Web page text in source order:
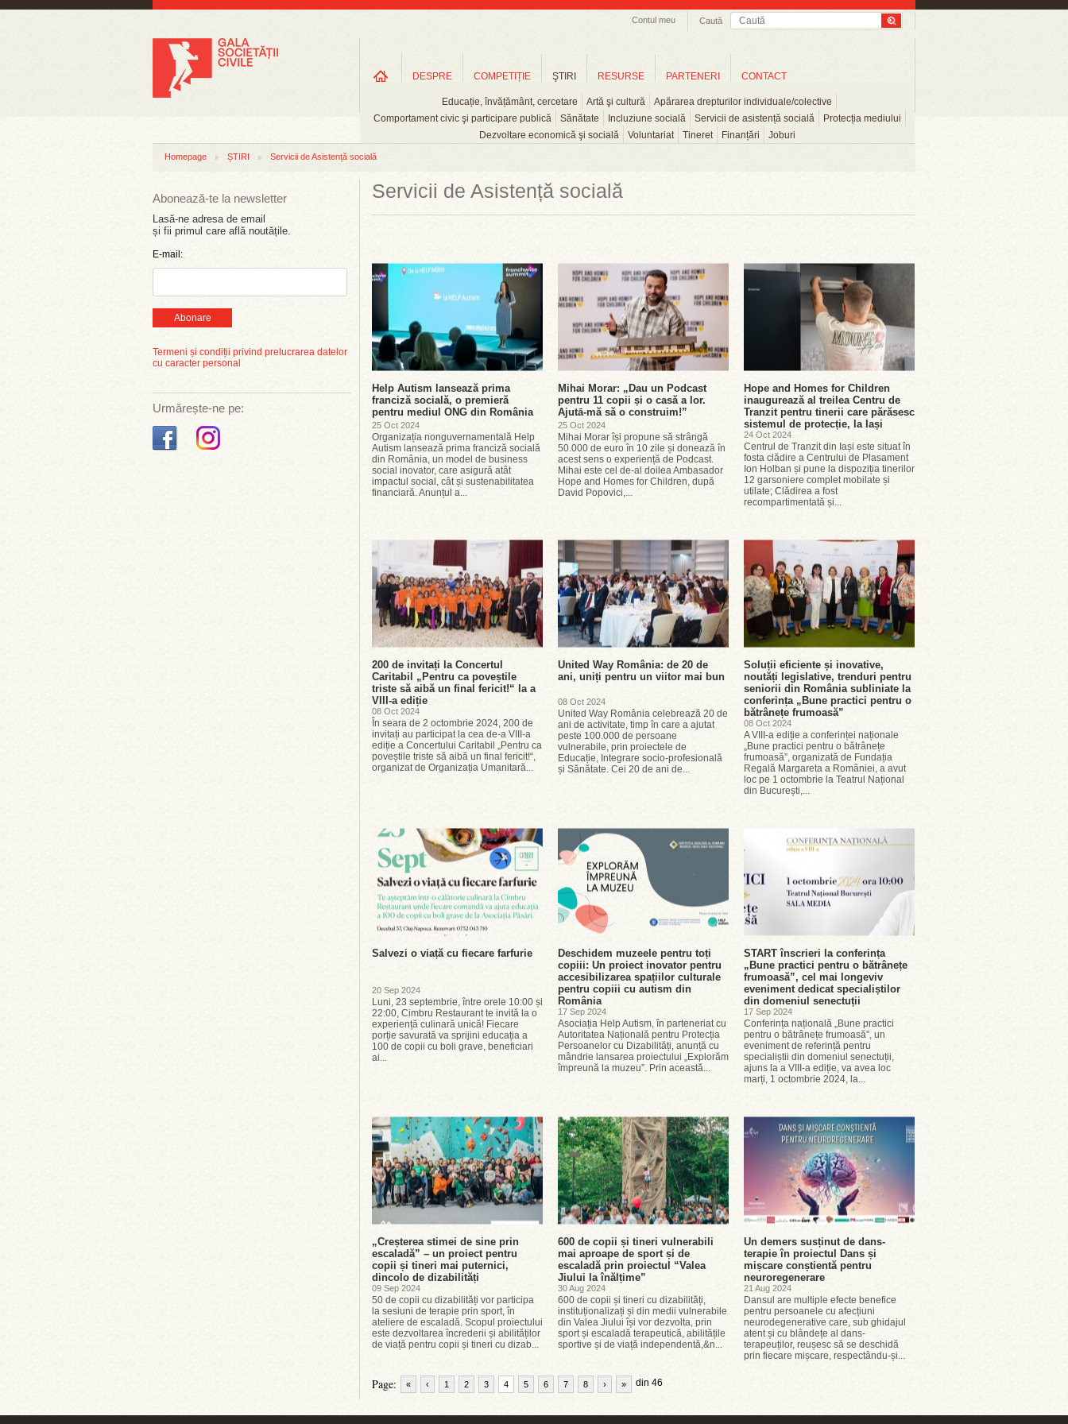
Caută
Contul meu
DESPRE COMPETIȚIE ŞTIRI
Educație, învățământ, cercetare Artă şi cultură
Apărarea drepturilor individuale/colective
Comportament civic şi participare publică
Sănătate Incluziune socială Servicii de asistență socială
Protecția mediului
Dezvoltare economică şi socială
Voluntariat Tineret Finanțări Joburi
RESURSE PARTENERI CONTACT
Homepage ȘTIRI Servicii de Asistență socială
Abonează-te la newsletter
Lasă-ne adresa de email
și fii primul care află noutățile.
E-mail:
Abonare
Termeni și condiții privind prelucrarea datelor
cu caracter personal
Urmărește-ne pe:
Servicii de Asistență socială
Help Autism lansează prima
franciză socială, o premieră
pentru mediul ONG din România
25 Oct 2024
Organizația nonguvernamentală Help
Autism lansează prima franciză socială
din România, un model de business
social inovator, care asigură atât
impactul social, cât și sustenabilitatea
financiară. Anunțul a...
Mihai Morar: „Dau un Podcast
pentru 11 copii și o casă a lor.
Ajutā-mă să o construim!”
25 Oct 2024
Mihai Morar își propune să strângă
50.000 de euro în 10 zile și donează în
acest sens o experiență de Podcast.
Mihai este cel de-al doilea Ambasador
Hope and Homes for Children, după
David Popovici,...
Hope and Homes for Children
inaugurează al treilea Centru de
Tranzit pentru tinerii care părăsesc
sistemul de protecție, la Iași
24 Oct 2024
Centrul de Tranzit din Iași este situat în
fosta clădire a Centrului de Plasament
Ion Holban și pune la dispoziția tinerilor
12 garsoniere complet mobilate și
utilate; Clădirea a fost
recompartimentată și...
200 de invitați la Concertul
Caritabil „Pentru ca poveștile
triste să aibă un final fericit!“ la a
VIII-a ediție
08 Oct 2024
În seara de 2 octombrie 2024, 200 de
invitați au participat la cea de-a VIII-a
ediție a Concertului Caritabil „Pentru ca
poveștile triste să aibă un final fericit!“,
organizat de Organizația Umanitară...
United Way România: de 20 de
ani, uniți pentru un viitor mai bun
08 Oct 2024
United Way România celebrează 20 de
ani de activitate, timp în care a ajutat
peste 100.000 de persoane
vulnerabile, prin proiectele de
Educație, Integrare socio-profesională
și Sănătate. Cei 20 de ani de...
Soluții eficiente și inovative,
noutăți legislative, trenduri pentru
seniorii din România subliniate la
conferința „Bune practici pentru o
bătrânețe frumoasă”
08 Oct 2024
A VIII-a ediție a conferinței naționale
„Bune practici pentru o bătrânețe
frumoasă”, organizată de Fundația
Regală Margareta a României, a avut
loc pe 1 octombrie la Teatrul Național
din București,...
Salvezi o viață cu fiecare farfurie
20 Sep 2024
Luni, 23 septembrie, între orele 10:00 și
22:00, Cimbru Restaurant te invită la o
experiență culinară unică! Fiecare
porție savurată va sprijini educația a
100 de copii cu boli grave, beneficiari
ai...
Deschidem muzeele pentru toți
copiii: Un proiect inovator pentru
accesibilizarea spațiilor culturale
pentru copiii cu autism din
România
17 Sep 2024
Asociația Help Autism, în parteneriat cu
Autoritatea Națională pentru Protecția
Persoanelor cu Dizabilități, anunță cu
mândrie lansarea proiectului „Explorăm
împreună la muzeu”. Prin această...
START înscrieri la conferința
„Bune practici pentru o bătrânețe
frumoasă”, cel mai longeviv
eveniment dedicat specialiștilor
din domeniul senectuții
17 Sep 2024
Conferința națională „Bune practici
pentru o bătrânețe frumoasă”, un
eveniment de referință pentru
specialiștii din domeniul senectuții,
ajuns la a VIII-a ediție, va avea loc
marți, 1 octombrie 2024, la...
„Creșterea stimei de sine prin
escaladă” – un proiect pentru
copii și tineri mai puternici,
dincolo de dizabilități
09 Sep 2024
50 de copii cu dizabilități vor participa
la sesiuni de terapie prin sport, în
ateliere de escaladă. Scopul proiectului
este dezvoltarea încrederii și abilităților
de viață pentru copii și tineri cu dizab...
600 de copii și tineri vulnerabili
mai aproape de sport și de
escaladă prin proiectul “Valea
Jiului la înălțime”
30 Aug 2024
600 de copii și tineri cu dizabilități,
instituționalizați și din medii vulnerabile
din Valea Jiului își vor dezvolta, prin
sport și escaladă terapeutică, abilitățile
sportive și de viață independentă,&n...
Un demers susținut de dans-
terapie în proiectul Dans și
mișcare conștientă pentru
neuroregenerare
21 Aug 2024
Dansul are multiple efecte benefice
pentru persoanele cu afecțiuni
neurodegenerative care, sub ghidajul
atent și cu blândețe al dans-
terapeuților, reușesc să se deschidă
prin fiecare mișcare, respectându-și...
Page: « ‹ 1 2 3 4 5 6 7 8 din 46
› »